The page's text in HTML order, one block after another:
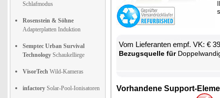
Schlafmodus
Rosenstein & Söhne
Adapterplatten Induktion
Semptec Urban Survival
Technology Schaukelliege
VisorTech Wild-Kameras
infactory Solar-Pool-Ionisatoren
Vom Lie­fe­ran­ten empf. VK: €
Be­zugs­quel­le fürDop­pel­wan­di­ges
Vor­han­de­ne Sup­port-